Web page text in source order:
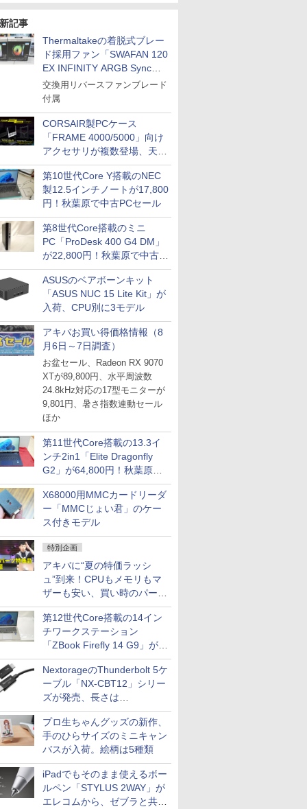
記事
Thermaltakeの着脱式ブレー
ド採用ファン「SWAFAN 120
EX INFINITY ARGB Sync」
に単品パッケージ
交換用リバースファンブレード
付属
CORSAIR製PCケース
「FRAME 4000/5000」向け
アクセサリが複数登場、天然
木製パネルや背面コネクタ対
応トレイなど
第10世代Core Y搭載のNEC
製12.5インチノートが17,800
円！秋葉原で中古PCセール
第8世代Core搭載のミニ
PC「ProDesk 400 G4 DM」
が22,800円！秋葉原で中古
PCセール
ASUSのベアボーンキット
「ASUS NUC 15 Lite Kit」が
入荷、CPU別に3モデル
アキバお買い得価格情報（8
月6日～7日調査）
お盆セール、Radeon RX 9070
XTが89,800円、水平周波数
24.8kHz対応の17型モニターが
9,801円、暑さ指数連動セール
ほか
第11世代Core搭載の13.3イ
ンチ2in1「Elite Dragonfly
G2」が64,800円！秋葉原で
中古PCセール
X68000用MMCカードリーダ
ー「MMCじょい君」のケー
ス付きモデル
特別企画
アキバに“夏の特価ラッシ
ュ”到来！CPUもメモリもマ
ザーも安い、買い時のパーツ
は？【8月7日(金)22時配信】
第12世代Core搭載の14イン
チワークステーション
「ZBook Firefly 14 G9」が
79,800円！秋葉原で中古PC
セール
NextorageのThunderbolt 5ケ
ーブル「NX-CBT12」シリー
ズが発売、長さは
30cm/50cm/1mの3種類
プロ生ちゃんグッズの新作、
手のひらサイズのミニキャン
バスが入荷。絵柄は5種類
iPadでもそのまま使えるボー
ルペン「STYLUS 2WAY」が
エレコムから、ゼブラと共同